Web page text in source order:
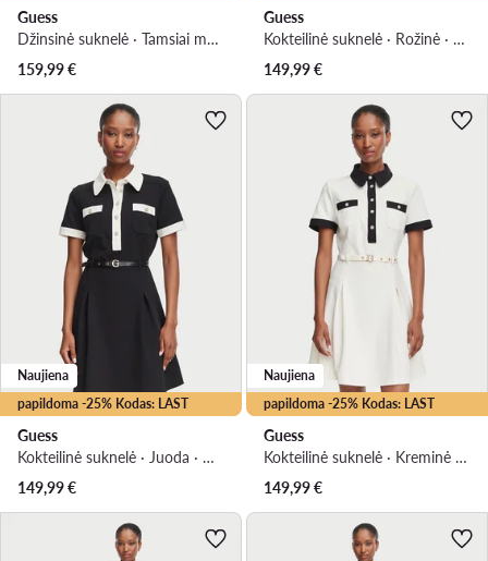
Guess
Džinsinė suknelė · Tamsiai mėlyna · Mini
159,99€
Guess
Kokteilinė suknelė · Rožinė · Mini
149,99€
papildoma -25% Kodas: LAST
Naujiena
Guess
Kokteilinė suknelė · Juoda · Mini
149,99€
papildoma -25% Kodas: LAST
Naujiena
Guess
Kokteilinė suknelė · Kreminė · Mini
149,99€